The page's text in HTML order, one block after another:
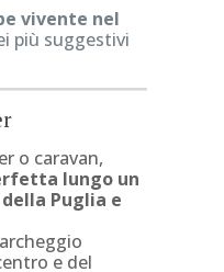
vivente nel
più suggestivi
o caravan,
lungo un
Puglia e
e del